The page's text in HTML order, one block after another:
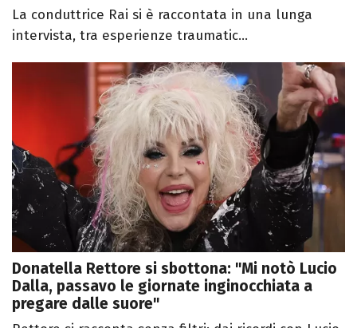
La conduttrice Rai si è raccontata in una lunga
intervista, tra esperienze traumatic...
Donatella Rettore si sbottona: "Mi notò Lucio
Dalla, passavo le giornate inginocchiata a
pregare dalle suore"